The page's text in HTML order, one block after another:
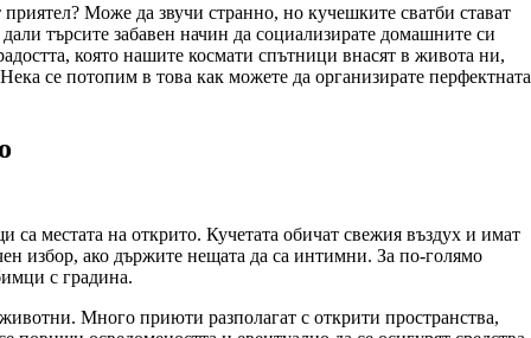
Може да звучи странно, но кучешките сватби стават
търсите забавен начин да социализирате домашните си
която нашите космати спътници внасят в живота ни,
се потопим в това как можете да организирате перфектната
са местата на открито. Кучетата обичат свежия въздух и имат
избор, ако държите нещата да са интимни. За по-голямо
с градина.
Много приюти разполагат с открити пространства,